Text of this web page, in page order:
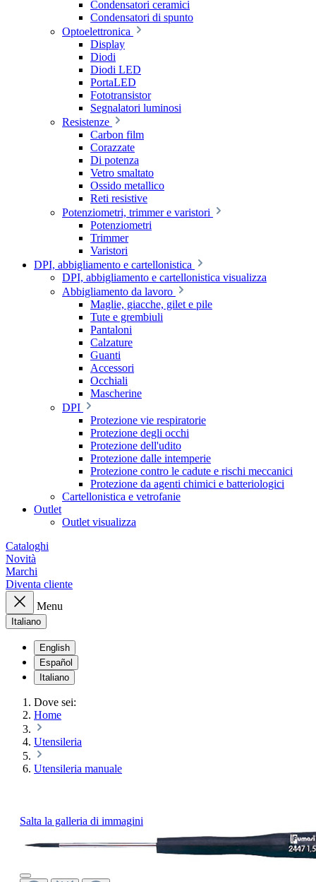
Condensatori ceramici
Condensatori di spunto
Optoelettronica
Display
Diodi
Diodi LED
PortaLED
Fototransistor
Segnalatori luminosi
Resistenze
Carbon film
Corazzate
Di potenza
Vetro smaltato
Ossido metallico
Reti resistive
Potenziometri, trimmer e varistori
Potenziometri
Trimmer
Varistori
DPI, abbigliamento e cartellonistica
DPI, abbigliamento e cartellonistica visualizza
Abbigliamento da lavoro
Maglie, giacche, gilet e pile
Tute e grembiuli
Pantaloni
Calzature
Guanti
Accessori
Occhiali
Mascherine
DPI
Protezione vie respiratorie
Protezione degli occhi
Protezione dell'udito
Protezione dalle intemperie
Protezione contro le cadute e rischi meccanici
Protezione da agenti chimici e batteriologici
Cartellonistica e vetrofanie
Outlet
Outlet visualizza
Cataloghi
Novità
Marchi
Diventa cliente
Menu
Italiano
English
Español
Italiano
Dove sei:
Home
Utensileria
Utensileria manuale
Salta la galleria di immagini